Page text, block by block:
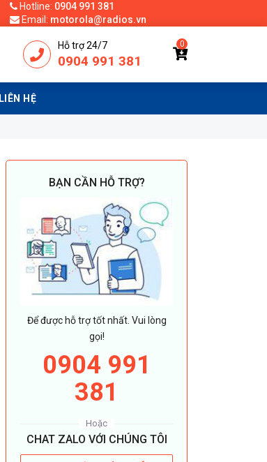
Hotline: 0904 991 381
Email: motorola@radios.vn
Hỗ trợ 24/7
0904 991 381
0
LIÊN HỆ
BẠN CẦN HỖ TRỢ?
Để được hỗ trợ tốt nhất. Vui lòng
gọi!
0904 991
381
Hoặc
CHAT ZALO VỚI CHÚNG TÔI